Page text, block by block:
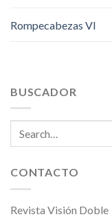
Rompecabezas VI
BUSCADOR
CONTACTO
Revista Visión Doble